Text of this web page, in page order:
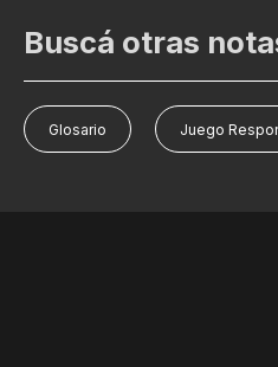
Buscá otras
Glosario Juego